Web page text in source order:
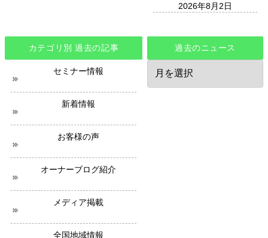
2026年8月2日
カテゴリ別 過去の記事
セミナー情報
新着情報
お客様の声
オーナーブログ紹介
メディア掲載
全国地域情報
過去のニュース
過
の